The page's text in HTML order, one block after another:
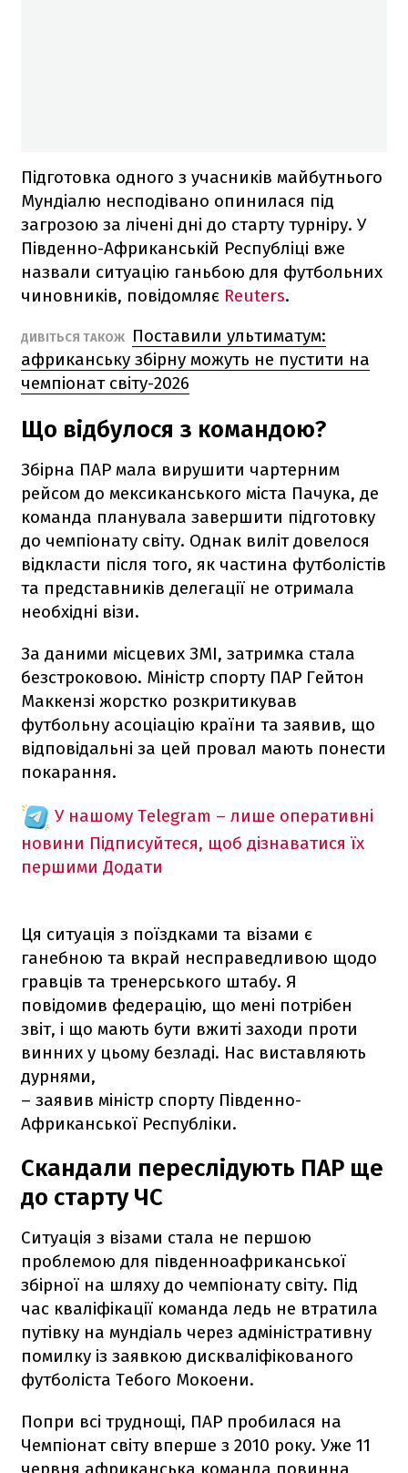
Підготовка одного з учасників майбутнього
Мундіалю несподівано опинилася під
загрозою за лічені дні до старту турніру. У
Південно-Африканській Республіці вже
назвали ситуацію ганьбою для футбольних
чиновників, повідомляє Reuters.
ДИВІТЬСЯ ТАКОЖ
Поставили ультиматум:
африканську збірну можуть не пустити на
чемпіонат світу-2026
Що відбулося з командою?
Збірна ПАР мала вирушити чартерним
рейсом до мексиканського міста Пачука, де
команда планувала завершити підготовку
до чемпіонату світу. Однак виліт довелося
відкласти після того, як частина футболістів
та представників делегації не отримала
необхідні візи.
За даними місцевих ЗМІ, затримка стала
безстроковою. Міністр спорту ПАР Гейтон
Маккензі жорстко розкритикував
футбольну асоціацію країни та заявив, що
відповідальні за цей провал мають понести
покарання.
У нашому Telegram – лише оперативні
новини Підписуйтеся, щоб дізнаватися їх
першими Додати
Ця ситуація з поїздками та візами є
ганебною та вкрай несправедливою щодо
гравців та тренерського штабу. Я
повідомив федерацію, що мені потрібен
звіт, і що мають бути вжиті заходи проти
винних у цьому безладі. Нас виставляють
дурнями,
– заявив міністр спорту Південно-
Африканської Республіки.
Скандали переслідують ПАР ще
до старту ЧС
Ситуація з візами стала не першою
проблемою для південноафриканської
збірної на шляху до чемпіонату світу. Під
час кваліфікації команда ледь не втратила
путівку на мундіаль через адміністративну
помилку із заявкою дискваліфікованого
футболіста Тебого Мокоени.
Попри всі труднощі, ПАР пробилася на
Чемпіонат світу вперше з 2010 року. Уже 11
червня африканська команда повинна